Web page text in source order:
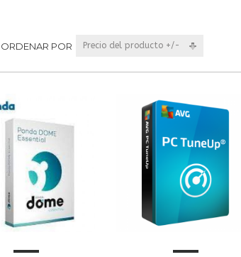
ORDENAR POR Precio del producto +/-